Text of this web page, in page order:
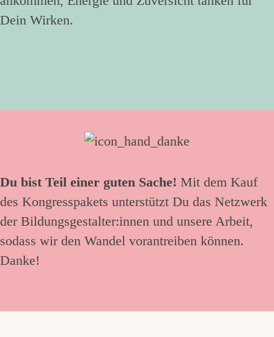
Dein Wirken.
Du bist Teil einer guten Sache! Mit dem Kauf
des Kongresspakets unterstützt Du das Netzwerk
der Bildungsgestalter:innen und unsere Arbeit,
sodass wir den Wandel vorantreiben können.
Danke!